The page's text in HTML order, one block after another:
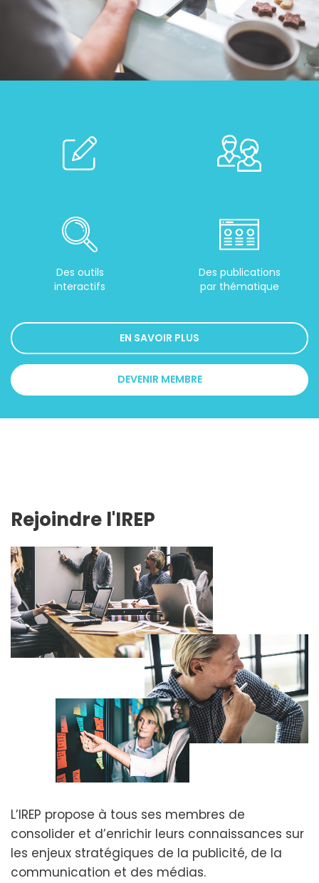
Des outils
interactifs
Des publications
par thématique
EN SAVOIR PLUS
DEVENIR MEMBRE
Rejoindre l'IREP
L’IREP propose à tous ses membres de
consolider et d’enrichir leurs connaissances sur
les enjeux stratégiques de la publicité, de la
communication et des médias.